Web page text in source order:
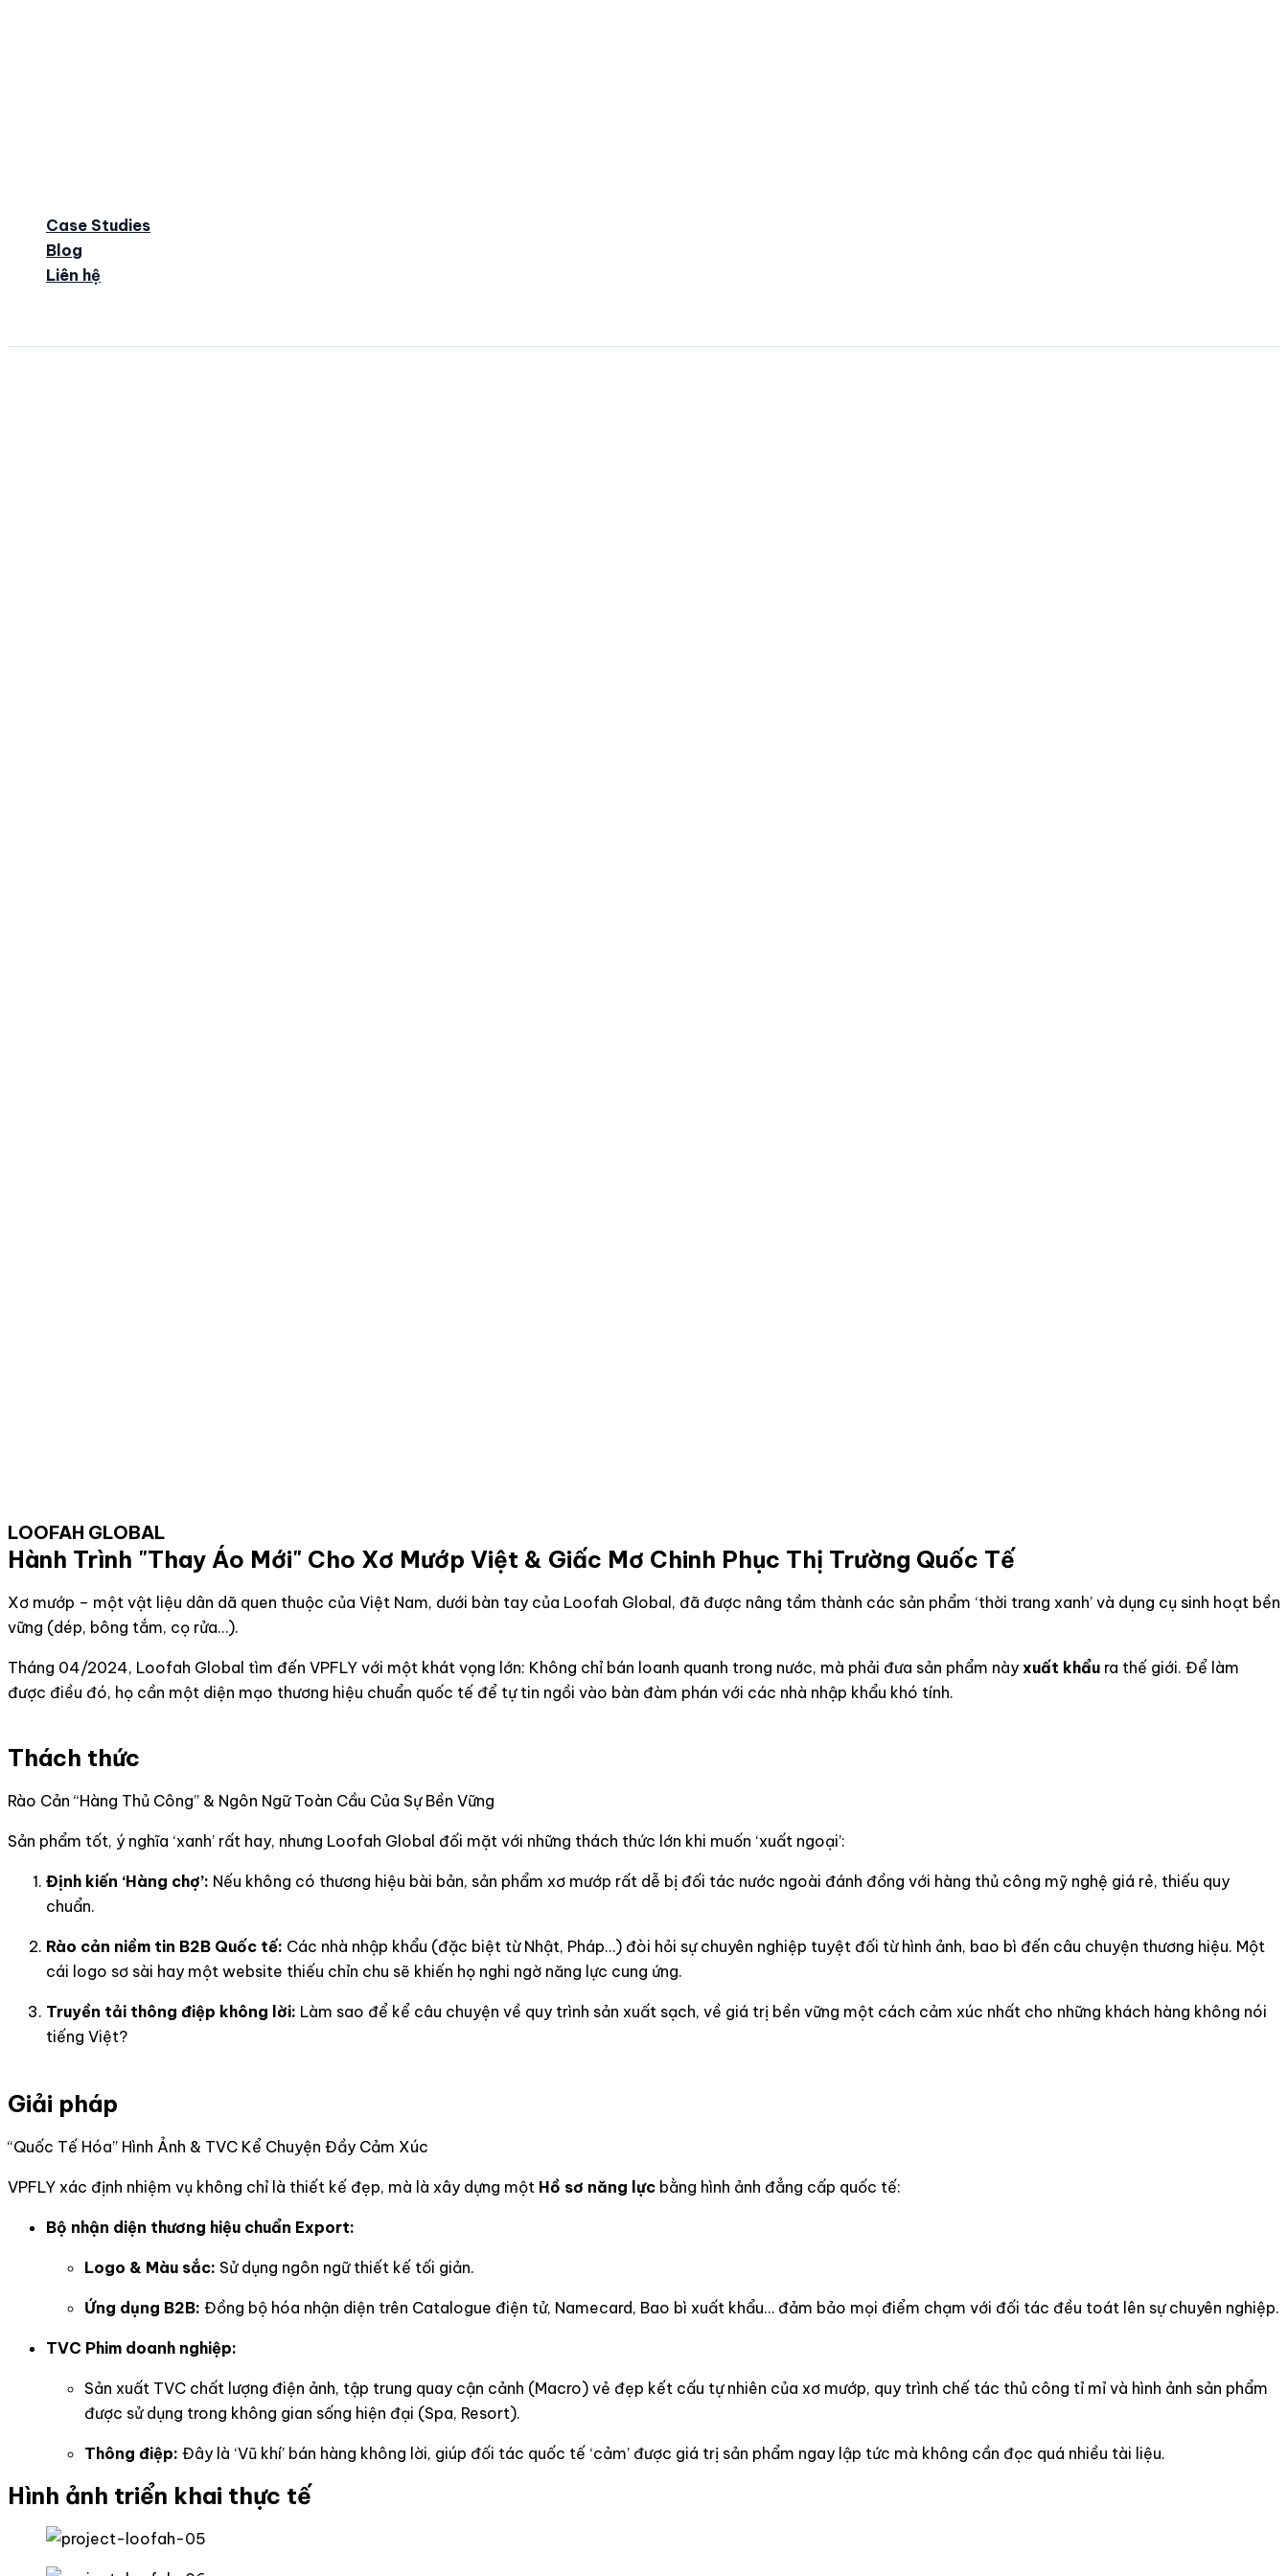
Case Studies
Blog
Liên hệ
LOOFAH GLOBAL
Hành Trình "Thay Áo Mới" Cho Xơ Mướp Việt & Giấc Mơ Chinh Phục Thị Trường Quốc Tế
Xơ mướp – một vật liệu dân dã quen thuộc của Việt Nam, dưới bàn tay của Loofah Global, đã được nâng tầm thành các sản phẩm ‘thời trang xanh’ và dụng cụ sinh hoạt bền
vững (dép, bông tắm, cọ rửa…).
Tháng 04/2024, Loofah Global tìm đến VPFLY với một khát vọng lớn: Không chỉ bán loanh quanh trong nước, mà phải đưa sản phẩm này xuất khẩu ra thế giới. Để làm
được điều đó, họ cần một diện mạo thương hiệu chuẩn quốc tế để tự tin ngồi vào bàn đàm phán với các nhà nhập khẩu khó tính.
Thách thức​
Rào Cản “Hàng Thủ Công” & Ngôn Ngữ Toàn Cầu Của Sự Bền Vững
Sản phẩm tốt, ý nghĩa ‘xanh’ rất hay, nhưng Loofah Global đối mặt với những thách thức lớn khi muốn ‘xuất ngoại’:
Định kiến ‘Hàng chợ’: Nếu không có thương hiệu bài bản, sản phẩm xơ mướp rất dễ bị đối tác nước ngoài đánh đồng với hàng thủ công mỹ nghệ giá rẻ, thiếu quy
chuẩn.
Rào cản niềm tin B2B Quốc tế: Các nhà nhập khẩu (đặc biệt từ Nhật, Pháp…) đòi hỏi sự chuyên nghiệp tuyệt đối từ hình ảnh, bao bì đến câu chuyện thương hiệu. Một
cái logo sơ sài hay một website thiếu chỉn chu sẽ khiến họ nghi ngờ năng lực cung ứng.
Truyền tải thông điệp không lời: Làm sao để kể câu chuyện về quy trình sản xuất sạch, về giá trị bền vững một cách cảm xúc nhất cho những khách hàng không nói
tiếng Việt?
Giải pháp
“Quốc Tế Hóa” Hình Ảnh & TVC Kể Chuyện Đầy Cảm Xúc
VPFLY xác định nhiệm vụ không chỉ là thiết kế đẹp, mà là xây dựng một Hồ sơ năng lực bằng hình ảnh đẳng cấp quốc tế:
Bộ nhận diện thương hiệu chuẩn Export:
Logo & Màu sắc: Sử dụng ngôn ngữ thiết kế tối giản.
Ứng dụng B2B: Đồng bộ hóa nhận diện trên Catalogue điện tử, Namecard, Bao bì xuất khẩu… đảm bảo mọi điểm chạm với đối tác đều toát lên sự chuyên nghiệp.
TVC Phim doanh nghiệp:
Sản xuất TVC chất lượng điện ảnh, tập trung quay cận cảnh (Macro) vẻ đẹp kết cấu tự nhiên của xơ mướp, quy trình chế tác thủ công tỉ mỉ và hình ảnh sản phẩm
được sử dụng trong không gian sống hiện đại (Spa, Resort).
Thông điệp: Đây là ‘Vũ khí’ bán hàng không lời, giúp đối tác quốc tế ‘cảm’ được giá trị sản phẩm ngay lập tức mà không cần đọc quá nhiều tài liệu.
Hình ảnh triển khai thực tế